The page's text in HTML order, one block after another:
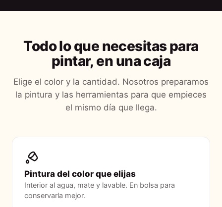
Todo lo que necesitas para
pintar, en una caja
Elige el color y la cantidad. Nosotros preparamos
la pintura y las herramientas para que empieces
el mismo día que llega.
Pintura del color que elijas
Interior al agua, mate y lavable. En bolsa para
conservarla mejor.